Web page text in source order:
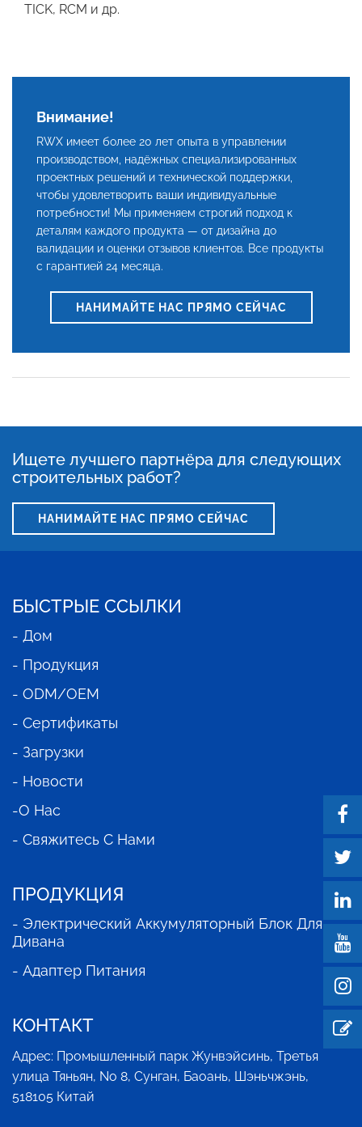
TICK, RCM и др.
Внимание!
RWX имеет более 20 лет опыта в управлении
производством, надёжных специализированных
проектных решений и технической поддержки,
чтобы удовлетворить ваши индивидуальные
потребности! Мы применяем строгий подход к
деталям каждого продукта — от дизайна до
валидации и оценки отзывов клиентов. Все продукты
с гарантией 24 месяца.
НАНИМАЙТЕ НАС ПРЯМО СЕЙЧАС
Ищете лучшего партнёра для следующих
строительных работ?
НАНИМАЙТЕ НАС ПРЯМО СЕЙЧАС
БЫСТРЫЕ ССЫЛКИ
- Дом
- Продукция
- ODM/OEM
- Сертификаты
- Загрузки
- Новости
-О Нас
- Свяжитесь С Нами
ПРОДУКЦИЯ
- Электрический Аккумуляторный Блок Для
Дивана
- Адаптер Питания
КОНТАКТ
Адрес: Промышленный парк Жунвэйсинь, Третья
улица Тяньян, No 8, Сунган, Баоань, Шэньчжэнь,
518105 Китай